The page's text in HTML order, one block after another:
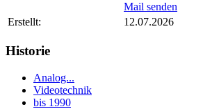
Mail senden
Erstellt:
12.07.2026
Historie
Analog...
Videotechnik
bis 1990